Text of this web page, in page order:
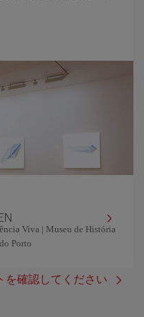
Viva | Museu de História
Porto
を確認してください